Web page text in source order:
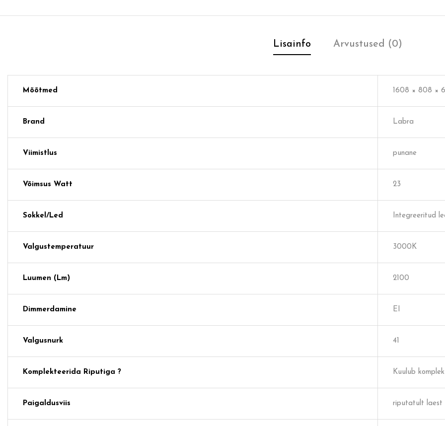
Lisainfo Arvustused (0)
Mõõtmed 1608 × 808 ×
Brand Labra
Viimistlus punane
Võimsus Watt 23
Sokkel/Led Integreeritud
Valgustemperatuur 3000K
Luumen (lm) 2100
Dimmerdamine EI
Valgusnurk 41
Komplekteerida Riputiga ? Kuulub
Paigaldusviis riputatult laest